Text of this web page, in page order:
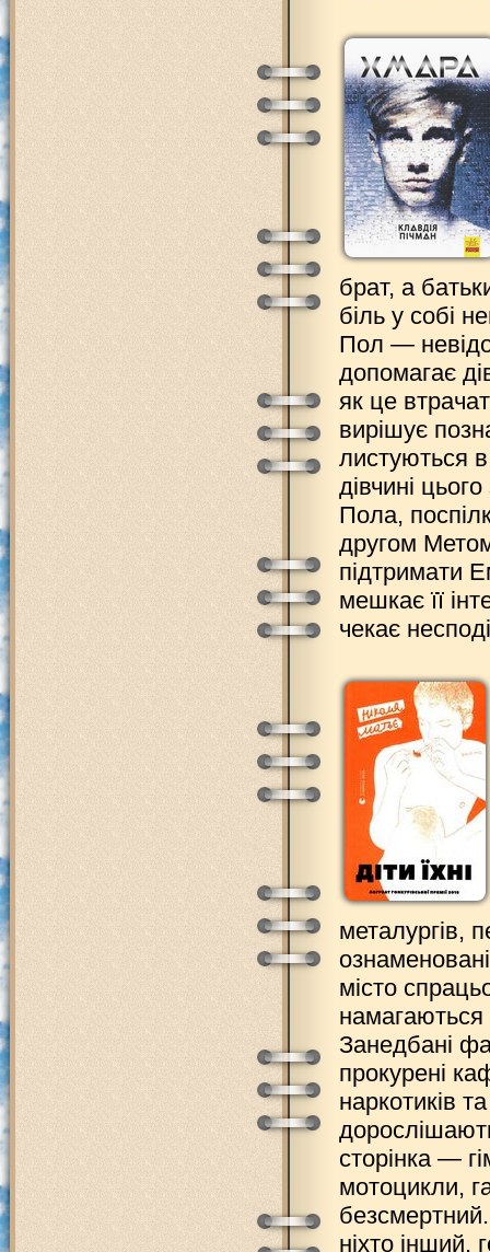
брат, а
біль у собі
Пол —
допомагає
як це
вирішує
листуються
дівчині
Пола,
другом
підтримати
мешкає її
чекає
металургів,
місто
намагаються
Занедбані
прокурені
наркотиків
сторінка —
мотоцикли,
ніхто інший,